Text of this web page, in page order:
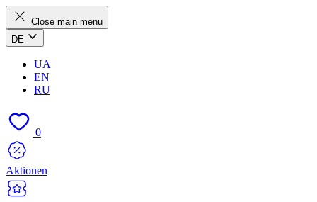
Close main menu
DE
UA
EN
RU
0
Aktionen